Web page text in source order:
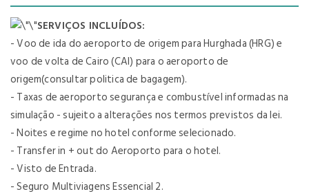
SERVIÇOS INCLUÍDOS:
- Voo de ida do aeroporto de origem para Hurghada (HRG) e
voo de volta de Cairo (CAI) para o aeroporto de
origem(consultar politica de bagagem).
- Taxas de aeroporto segurança e combustível informadas na
simulação - sujeito a alterações nos termos previstos da lei.
- Noites e regime no hotel conforme selecionado.
- Transfer in + out do Aeroporto para o hotel.
- Visto de Entrada.
- Seguro Multiviagens Essencial 2.